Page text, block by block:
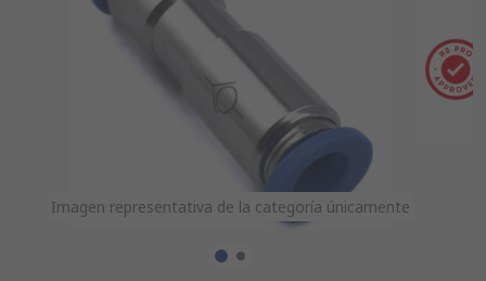
Imagen representativa de la categoría únicamente
Imagen representativa de la categoría únicamente